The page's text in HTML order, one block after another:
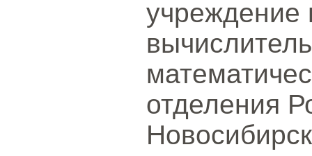
учреждение
отделения